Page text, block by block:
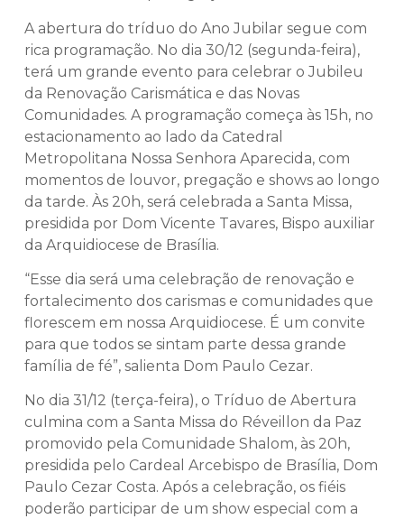
A abertura do tríduo do Ano Jubilar segue com
rica programação. No dia 30/12 (segunda-feira),
terá um grande evento para celebrar o Jubileu
da Renovação Carismática e das Novas
Comunidades. A programação começa às 15h, no
estacionamento ao lado da Catedral
Metropolitana Nossa Senhora Aparecida, com
momentos de louvor, pregação e shows ao longo
da tarde. Às 20h, será celebrada a Santa Missa,
presidida por Dom Vicente Tavares, Bispo auxiliar
da Arquidiocese de Brasília.
“Esse dia será uma celebração de renovação e
fortalecimento dos carismas e comunidades que
florescem em nossa Arquidiocese. É um convite
para que todos se sintam parte dessa grande
família de fé”, salienta Dom Paulo Cezar.
No dia 31/12 (terça-feira), o Tríduo de Abertura
culmina com a Santa Missa do Réveillon da Paz
promovido pela Comunidade Shalom, às 20h,
presidida pelo Cardeal Arcebispo de Brasília, Dom
Paulo Cezar Costa. Após a celebração, os fiéis
poderão participar de um show especial com a